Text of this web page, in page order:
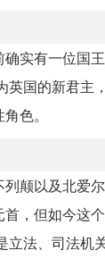
实有一位国
英国的新君主
色。
颠以及北爱
，但如今这
立法、司法机